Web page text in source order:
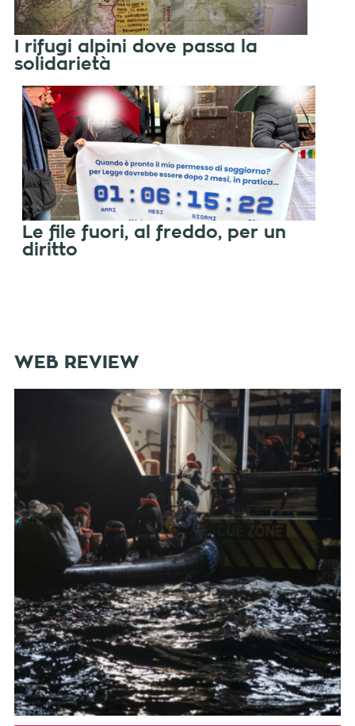
I rifugi alpini dove passa la
solidarietà
Le file fuori, al freddo, per un
diritto
WEB REVIEW